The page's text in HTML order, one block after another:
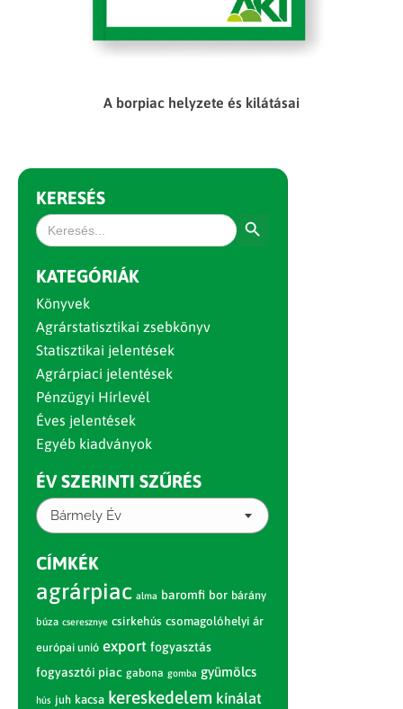
A borpiac helyzete és kilátásai
KERESÉS
Search
for:
KATEGÓRIÁK
Könyvek
Agrárstatisztikai zsebkönyv
Statisztikai jelentések
Agrárpiaci jelentések
Pénzügyi Hírlevél
Éves jelentések
Egyéb kiadványok
ÉV SZERINTI SZŰRÉS
Bármely Év
CÍMKÉK
agrárpiac alma baromfi bor bárány
búza cseresznye csirkehús csomagolóhelyi ár
európai unió export fogyasztás
fogyasztói piac gabona gomba gyümölcs
hús juh kacsa kereskedelem kínálat